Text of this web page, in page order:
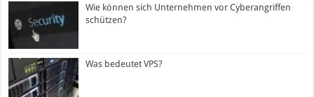
Wie können sich Unternehmen vor Cyberangriffen
schützen?
Was bedeutet VPS?